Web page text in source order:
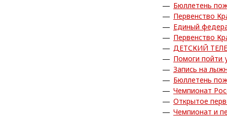
Бюллетень
Первенство
Единый
Первенство
ДЕТСКИЙ
Помоги пойти
Запись на
Бюллетень
Чемпионат
Открытое
Чемпионат и